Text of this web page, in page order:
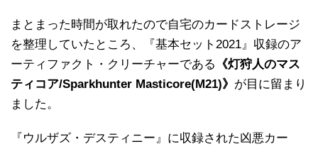
まとまった時間が取れたので自宅のカードストレージ
を整理していたところ、『基本セット2021』収録のア
ーティファクト・クリーチャーである 《灯狩人のマス
ティコア/Sparkhunter Masticore(M21)》 が目に留まり
ました。
『ウルザズ・デスティニー』に収録された凶悪カー